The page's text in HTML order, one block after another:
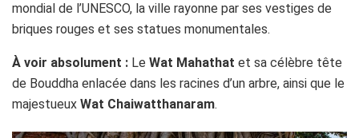
mondial de l’UNESCO, la ville rayonne par ses vestiges de
briques rouges et ses statues monumentales.
À voir absolument : Le Wat Mahathat et sa célèbre tête
de Bouddha enlacée dans les racines d’un arbre, ainsi que le
majestueux Wat Chaiwatthanaram.